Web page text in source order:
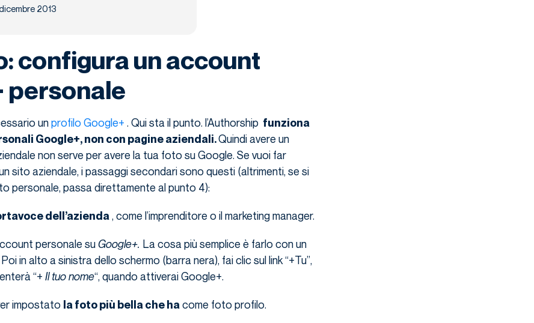
2013
configura un account
personale
unprofilo Google+ . Qui sta il punto. l’Authorship funziona
Google+, non con pagine aziendali.Quindi avere un
non serve per avere la tua foto su Google. Se vuoi far
sito aziendale, i passaggi secondari sono questi (altrimenti, se si
personale, passa direttamente al punto 4):
dell’azienda, come l’imprenditore o il marketing manager.
personale suGoogle+. La cosa più semplice è farlo con un
Poi in alto a sinistra dello schermo (barra nera), fai clic sul link “+Tu”,
“+ Il tuo nome“, quando attiverai Google+.
impostato la foto più bella che hacome foto profilo.